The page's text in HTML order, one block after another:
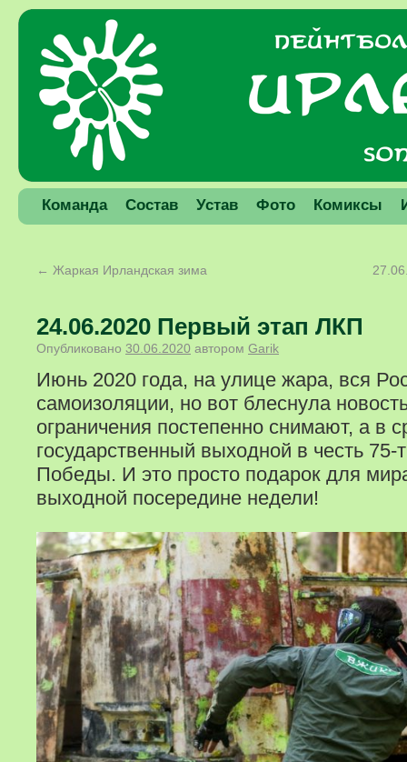
Команда Состав Устав Фото Комиксы
← Жаркая Ирландская зима
24.06.2020 Первый этап ЛКП
Опубликовано 30.06.2020 автором Garik
Июнь 2020 года, на улице жара, вся
самоизоляции, но вот блеснула
ограничения постепенно снимают, а в
государственный выходной в честь 75-
Победы. И это просто подарок для
выходной посередине недели!